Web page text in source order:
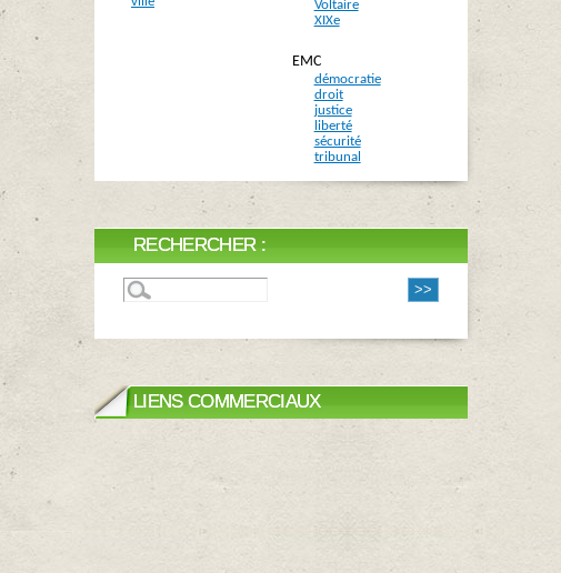
Voltaire
XIXe
EMC
démocratie
droit
justice
liberté
sécurité
tribunal
RECHERCHER :
LIENS COMMERCIAUX